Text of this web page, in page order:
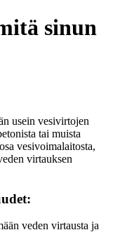
sinun
usein vesivirtojen
tai muista
vesivoimalaitosta,
virtauksen
veden virtausta ja